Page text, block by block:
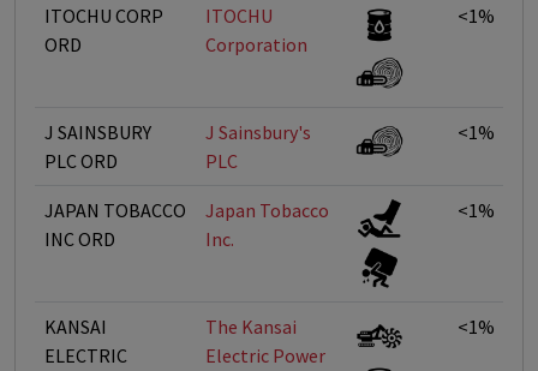
ITOCHU CORP
ORD
ITOCHU
Corporation
<1%
J SAINSBURY
PLC ORD
J Sainsbury's
PLC
<1%
JAPAN TOBACCO
INC ORD
Japan Tobacco
Inc.
<1%
KANSAI
ELECTRIC
The Kansai
Electric Power
<1%